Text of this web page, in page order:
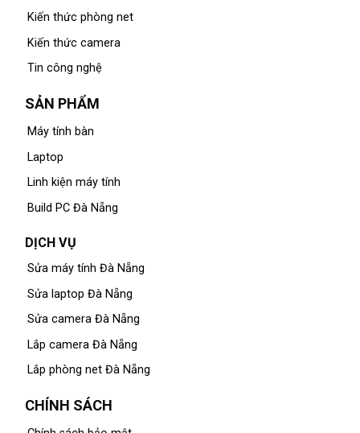
Kiến thức phòng net
Kiến thức camera
Tin công nghệ
SẢN PHẨM
Máy tính bàn
Laptop
Linh kiện máy tính
Build PC Đà Nẵng
DỊCH VỤ
Sửa máy tính Đà Nẵng
Sửa laptop Đà Nẵng
Sửa camera Đà Nẵng
Lắp camera Đà Nẵng
Lắp phòng net Đà Nẵng
CHÍNH SÁCH